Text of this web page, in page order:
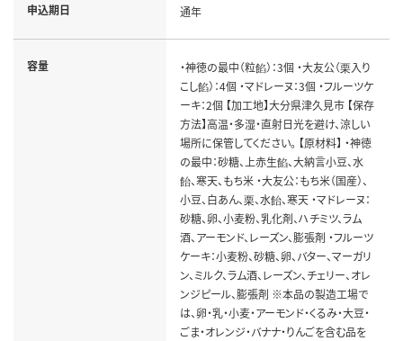
申込期日 通年
容量
・神徳の最中（粒餡）：3個 ・大友公（栗入り
こし餡）：4個 ・マドレーヌ：3個 ・フルーツケ
ーキ：2個 【加工地】大分県津久見市 【保存
方法】高温・多湿・直射日光を避け、涼しい
場所に保管してください。 【原材料】 ・神徳
の最中：砂糖、上赤生餡、大納言小豆、水
飴、寒天、もち米 ・大友公：もち米（国産）、
小豆、白あん、栗、水飴、寒天 ・マドレーヌ：
砂糖、卵、小麦粉、乳化剤、ハチミツ、ラム
酒、アーモンド、レーズン、膨張剤 ・フルーツ
ケーキ：小麦粉、砂糖、卵、バター、マーガリ
ン、ミルク、ラム酒、レーズン、チェリー、オレ
ンジピール、膨張剤 ※本品の製造工場で
は、卵・乳・小麦・アーモンド・くるみ・大豆・
ごま・オレンジ・バナナ・りんごを含む品を